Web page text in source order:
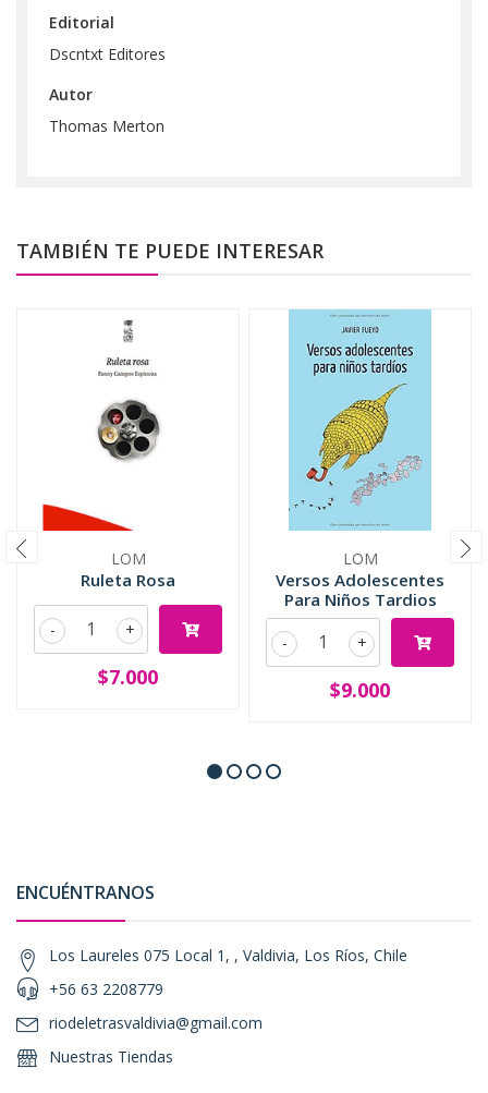
Editorial
Dscntxt Editores
Autor
Thomas Merton
TAMBIÉN TE PUEDE INTERESAR
LOM
Ruleta Rosa
+
-
$7.000
LOM
Versos Adolescentes
Para Niños Tardios
+
-
$9.000
ENCUÉNTRANOS
Los Laureles 075 Local 1, , Valdivia, Los Ríos, Chile
+56 63 2208779
riodeletrasvaldivia@gmail.com
Nuestras Tiendas